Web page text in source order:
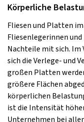
Körperliche
Fliesen und Platten
Fliesenlegerinnen
Nachteile mit sich. Im
sich die Verlege- und
großen Platten
größere Flächen
körperlichen
ist die Intensität
Unternehmen bei